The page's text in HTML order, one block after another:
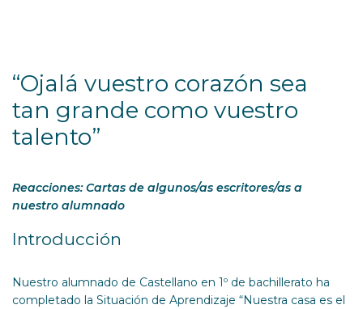
“Ojalá vuestro corazón sea
tan grande como vuestro
talento”
Reacciones: Cartas de algunos/as escritores/as a
nuestro alumnado
Introducción
Nuestro alumnado de Castellano en 1º de bachillerato ha
completado la Situación de Aprendizaje “Nuestra casa es el